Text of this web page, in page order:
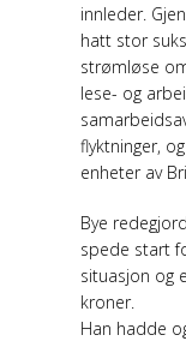
innleder.
hatt stor
strømløse
lese- og
flyktninger,
enheter av
Bye
spede start
situasjon og
kroner.
Han hadde